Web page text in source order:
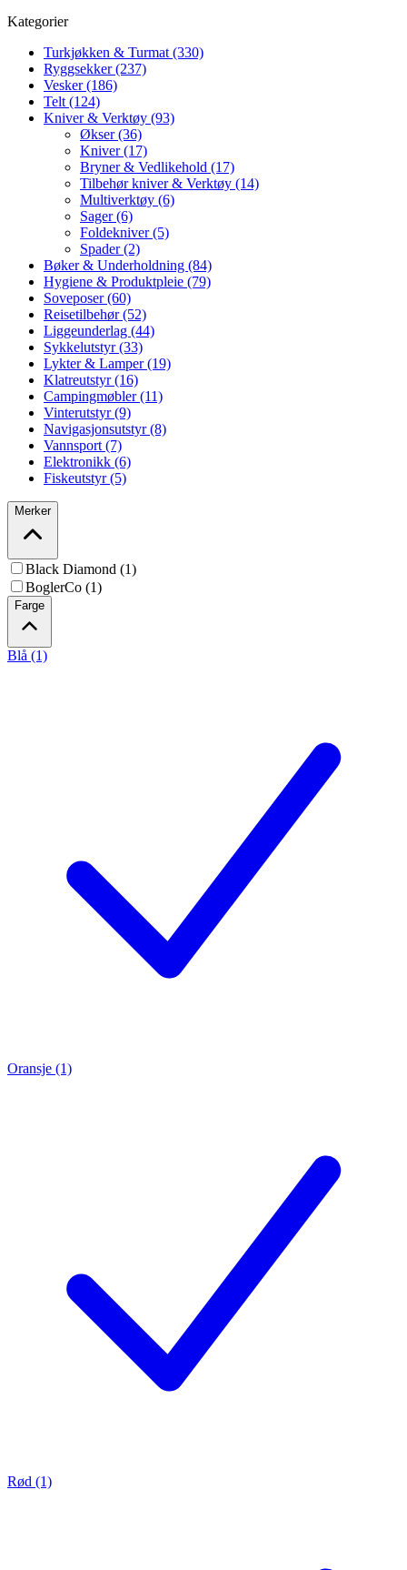
Kategorier
Turkjøkken & Turmat (330)
Ryggsekker (237)
Vesker (186)
Telt (124)
Kniver & Verktøy (93)
Økser (36)
Kniver (17)
Bryner & Vedlikehold (17)
Tilbehør kniver & Verktøy (14)
Multiverktøy (6)
Sager (6)
Foldekniver (5)
Spader (2)
Bøker & Underholdning (84)
Hygiene & Produktpleie (79)
Soveposer (60)
Reisetilbehør (52)
Liggeunderlag (44)
Sykkelutstyr (33)
Lykter & Lamper (19)
Klatreutstyr (16)
Campingmøbler (11)
Vinterutstyr (9)
Navigasjonsutstyr (8)
Vannsport (7)
Elektronikk (6)
Fiskeutstyr (5)
Merker
Black Diamond (1)
BoglerCo (1)
Farge
Blå (1)
Oransje (1)
Rød (1)